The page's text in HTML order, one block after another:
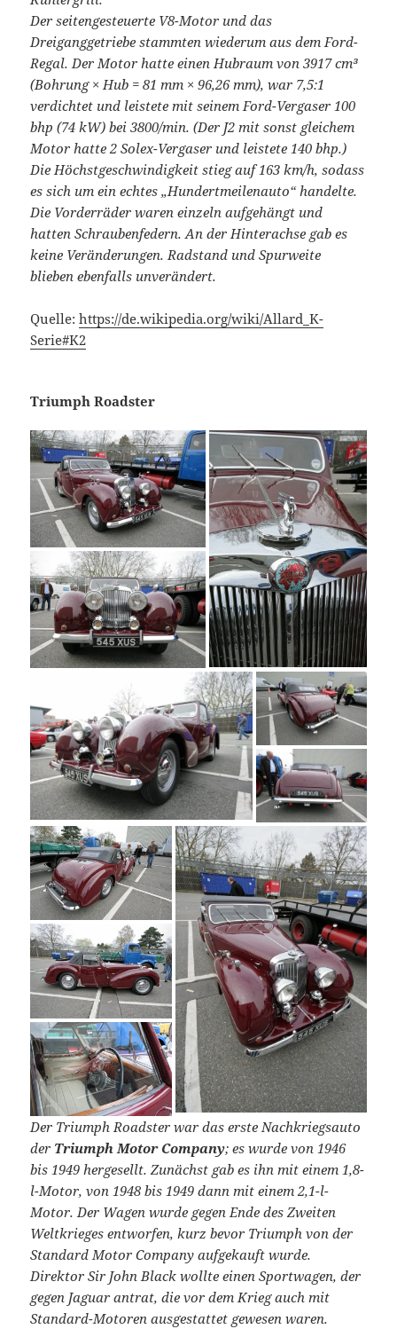
Der seitengesteuerte V8-Motor und das
Dreiganggetriebe stammten wiederum aus dem Ford-
Regal. Der Motor hatte einen Hubraum von 3917 cm³
(Bohrung × Hub = 81 mm × 96,26 mm), war 7,5:1
verdichtet und leistete mit seinem Ford-Vergaser 100
bhp (74 kW) bei 3800/min. (Der J2 mit sonst gleichem
Motor hatte 2 Solex-Vergaser und leistete 140 bhp.)
Die Höchstgeschwindigkeit stieg auf 163 km/h, sodass
es sich um ein echtes „Hundertmeilenauto“ handelte.
Die Vorderräder waren einzeln aufgehängt und
hatten Schraubenfedern. An der Hinterachse gab es
keine Veränderungen. Radstand und Spurweite
blieben ebenfalls unverändert.
Quelle:https://de.wikipedia.org/wiki/Allard_K-
Serie#K2
Triumph Roadster
Der Triumph Roadster war das erste Nachkriegsauto
der Triumph Motor Company; es wurde von 1946
bis 1949 hergesellt. Zunächst gab es ihn mit einem 1,8-
l-Motor, von 1948 bis 1949 dann mit einem 2,1-l-
Motor. Der Wagen wurde gegen Ende des Zweiten
Weltkrieges entworfen, kurz bevor Triumph von der
Standard Motor Company aufgekauft wurde.
Direktor Sir John Black wollte einen Sportwagen, der
gegen Jaguar antrat, die vor dem Krieg auch mit
Standard-Motoren ausgestattet gewesen waren.